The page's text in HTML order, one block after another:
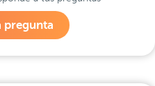
pregunta